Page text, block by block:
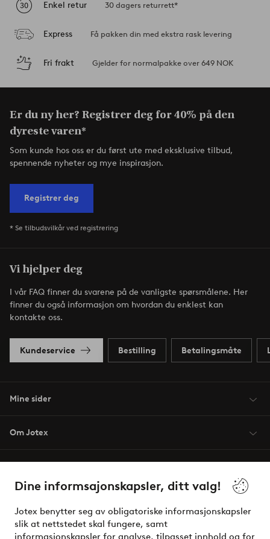
Dine informsajonskapsler, ditt valg!
Jotex benytter seg av obligatoriske informasjonskapsler
slik at nettstedet skal fungere, samt
informasjonskapsler for analyse, tilpasset innhold og for
Enkel retur 30 dagers returrett*
Express Få pakken din med ekstra rask levering
Fri frakt Gjelder for normalpakke over 649 NOK
Er du ny her? Registrer deg for 40% på den
dyreste varen*
Som kunde hos oss er du først ute med eksklusive tilbud,
spennende nyheter og mye inspirasjon.
Registrer deg
* Se tilbudsvilkår ved registrering
Vi hjelper deg
I vår FAQ finner du svarene på de vanligste spørsmålene. Her
finner du også informasjon om hvordan du enklest kan
kontakte oss.
Kundeservice Bestilling Betalingsmåte
Mine sider
Om Jotex
Venner